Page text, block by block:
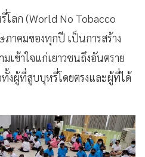
โลก (World No Tobacco
าคมของทุกปี เป็นการสร้าง
เข้าใจแก่เยาวชนถึงอันตราย
งผู้ที่สูบบุหรี่โดยตรงและผู้ที่ได้